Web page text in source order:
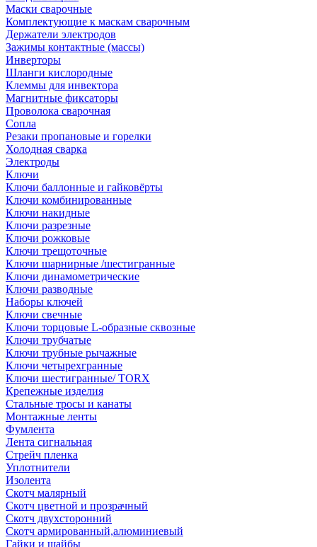
Маски сварочные
Комплектующие к маскам сварочным
Держатели электродов
Зажимы контактные (массы)
Инверторы
Шланги кислородные
Клеммы для инвектора
Магнитные фиксаторы
Проволока сварочная
Сопла
Резаки пропановые и горелки
Холодная сварка
Электроды
Ключи
Ключи баллонные и гайковёрты
Ключи комбинированные
Ключи накидные
Ключи разрезные
Ключи рожковые
Ключи трещоточные
Ключи шарнирные /шестигранные
Ключи динамометрические
Ключи разводные
Наборы ключей
Ключи свечные
Ключи торцовые L-образные сквозные
Ключи трубчатые
Ключи трубные рычажные
Ключи четырехгранные
Ключи шестигранные/ TORX
Крепежные изделия
Стальные тросы и канаты
Монтажные ленты
Фумлента
Лента сигнальная
Стрейч пленка
Уплотнители
Изолента
Скотч малярный
Скотч цветной и прозрачный
Скотч двухсторонний
Скотч армированный,алюминиевый
Гайки и шайбы